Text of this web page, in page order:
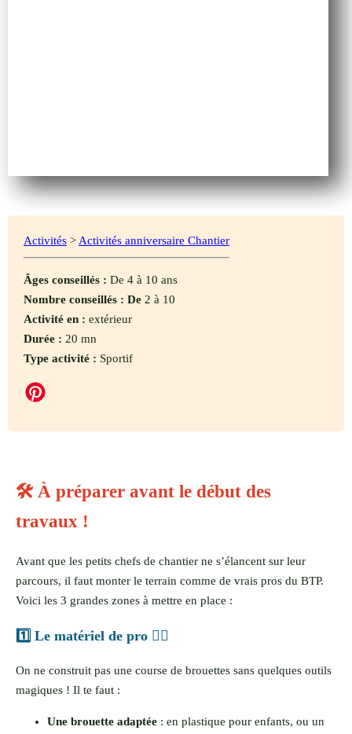
Activités > Activités anniversaire Chantier
Âges conseillés : De 4 à 10 ans
Nombre conseillés : De 2 à 10
Activité en : extérieur
Durée : 20 mn
Type activité : Sportif
🛠️ À préparer avant le début des
travaux !
Avant que les petits chefs de chantier ne s’élancent sur leur
parcours, il faut monter le terrain comme de vrais pros du BTP.
Voici les 3 grandes zones à mettre en place :
1️⃣ Le matériel de pro 👷‍♀️
On ne construit pas une course de brouettes sans quelques outils
magiques ! Il te faut :
Une brouette adaptée : en plastique pour enfants, ou un